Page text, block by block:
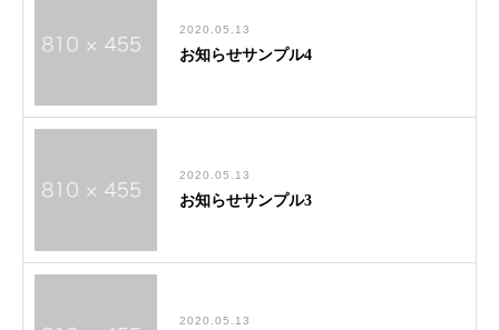
2020.05.13
お知らせサンプル4
2020.05.13
お知らせサンプル3
2020.05.13